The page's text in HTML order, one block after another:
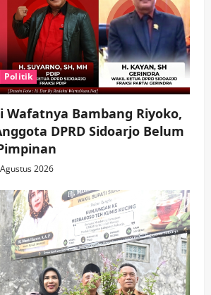
Politik
Wafatnya Bambang Riyoko,
DPRD Sidoarjo Belum
2026